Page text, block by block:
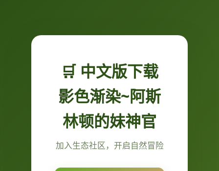
🛒 中文版下载
影色渐染~阿斯
林顿的妹神官
加入生态社区，开启自然冒险